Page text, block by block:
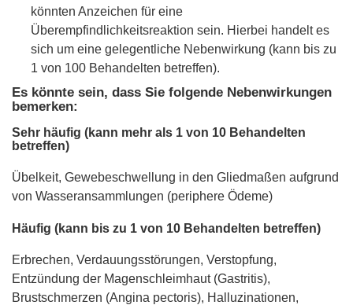
könnten Anzeichen für eine
Überempfindlichkeitsreaktion sein. Hierbei handelt es
sich um eine gelegentliche Nebenwirkung (kann bis zu
1 von 100 Behandelten betreffen).
Es könnte sein, dass Sie folgende Nebenwirkungen
bemerken:
Sehr häufig (kann mehr als 1 von 10 Behandelten
betreffen)
Übelkeit, Gewebeschwellung in den Gliedmaßen aufgrund
von Wasseransammlungen (periphere Ödeme)
Häufig (kann bis zu 1 von 10 Behandelten betreffen)
Erbrechen, Verdauungsstörungen, Verstopfung,
Entzündung der Magenschleimhaut (Gastritis),
Brustschmerzen (Angina pectoris), Halluzinationen,